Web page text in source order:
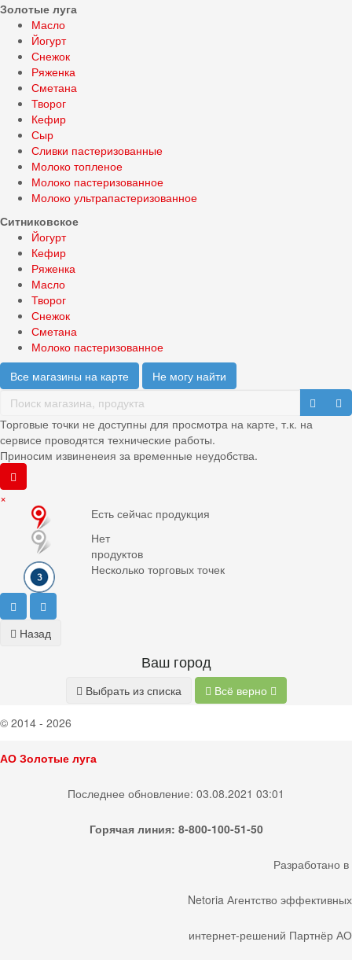
Золотые луга
Масло
Йогурт
Снежок
Ряженка
Сметана
Творог
Кефир
Сыр
Сливки пастеризованные
Молоко топленое
Молоко пастеризованное
Молоко ультрапастеризованное
Ситниковское
Йогурт
Кефир
Ряженка
Масло
Творог
Снежок
Сметана
Молоко пастеризованное
Все магазины на карте
Не могу найти
Торговые точки не доступны для просмотра на карте, т.к. на
сервисе проводятся технические работы.
Приносим извиненеия за временные неудобства.
×
Есть сейчас продукция
Нет
продуктов
Несколько торговых точек
Назад
Ваш город
Выбрать из списка Всё верно
© 2014 - 2026
АО Золотые луга
Последнее обновление: 03.08.2021 03:01
Горячая линия: 8-800-100-51-50
Разработано в
Netoria Агентство эффективных
интернет-решений Партнёр АО